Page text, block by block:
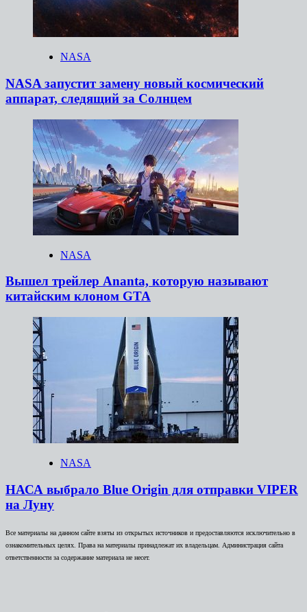
NASA
NASA запустит замену новый космический
аппарат, следящий за Солнцем
NASA
Вышел трейлер Ananta, которую называют
китайским клоном GTA
NASA
НАСА выбрало Blue Origin для отправки VIPER
на Луну
Все материалы на данном сайте взяты из открытых источников и предоставляются исключительно в
ознакомительных целях. Права на материалы принадлежат их владельцам. Администрация сайта
ответственности за содержание материала не несет.